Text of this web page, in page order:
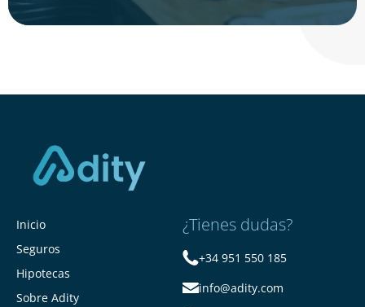
Inicio
Seguros
Hipotecas
Sobre Adity
¿Tienes dudas?
+34 951 550 185
info@adity.com